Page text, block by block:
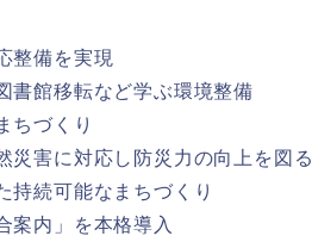
整備を実現
書館移転など学ぶ環境整備
ちづくり
災害に対応し防災力の向上を図る
持続可能なまちづくり
案内」を本格導入